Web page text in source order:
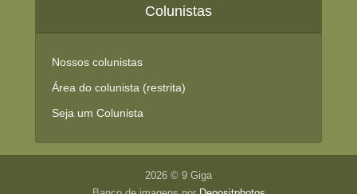
Colunistas
Nossos colunistas
Área do colunista (restrita)
Seja um Colunista
2026 © 9 Giga